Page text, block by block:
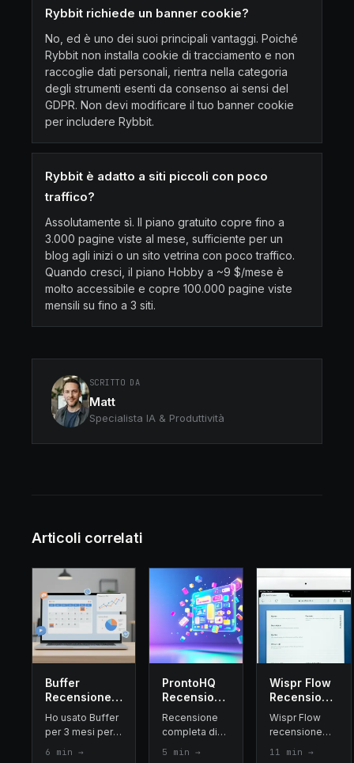
Rybbit richiede un banner cookie?
No, ed è uno dei suoi principali vantaggi. Poiché
Rybbit non installa cookie di tracciamento e non
raccoglie dati personali, rientra nella categoria
degli strumenti esenti da consenso ai sensi del
GDPR. Non devi modificare il tuo banner cookie
per includere Rybbit.
Rybbit è adatto a siti piccoli con poco
traffico?
Assolutamente sì. Il piano gratuito copre fino a
3.000 pagine viste al mese, sufficiente per un
blog agli inizi o un sito vetrina con poco traffico.
Quando cresci, il piano Hobby a ~9 $/mese è
molto accessibile e copre 100.000 pagine viste
mensili su fino a 3 siti.
SCRITTO DA
Matt
Specialista IA & Produttività
Articoli correlati
Buffer
Recensione
2026: Test
Completo
dopo 3 Mesi
di Utilizzo
Ho usato Buffer
per 3 mesi per
gestire 5 canali
6 min →
ProntoHQ
Recensione
2026 :
prospecting
outbound
B2B con
Recensione
completa di
ProntoHQ, la
5 min →
Wispr Flow
Recensione
2026: 6
settimane di
test, 4,5/5
— vale i
Wispr Flow
recensione
dopo 6
11 min →